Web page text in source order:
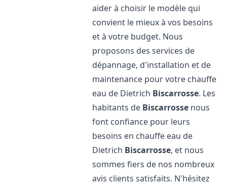
aider à choisir le modèle qui
convient le mieux à vos besoins
et à votre budget. Nous
proposons des services de
dépannage, d'installation et de
maintenance pour votre chauffe
eau de Dietrich Biscarrosse. Les
habitants de Biscarrosse nous
font confiance pour leurs
besoins en chauffe eau de
Dietrich Biscarrosse, et nous
sommes fiers de nos nombreux
avis clients satisfaits. N'hésitez